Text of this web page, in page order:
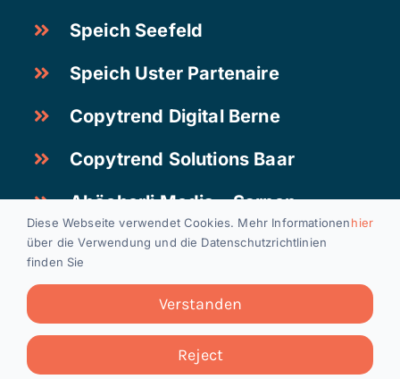
Speich Seefeld
Speich Uster Partenaire
Copytrend Digital Berne
Copytrend Solutions Baar
Abächerli Media – Sarnen
Copyright 2024
Copytrend Holding AG, Waldeggstrasse 30, 3097 Liebefeld
Postes vacants
données
Diese Webseite verwendet Cookies. Mehr Informationen
über die Verwendung und die Datenschutzrichtlinien
finden Sie
hier
Verstanden
Reject